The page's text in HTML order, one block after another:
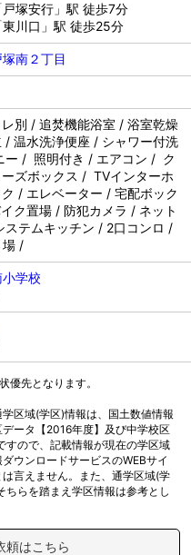
塚安行」駅 徒歩7分
東川口」駅 徒歩25分
南２丁目
別 / 追焚機能浴室 / 浴室乾燥
/ 温水洗浄便座 / シャワー付洗
ー / 照明付き / エアコン / ク
ズボックス / TVインターホ
/ エレベーター / 宅配ボック
ク置場 / 防犯カメラ / ネット
テムキッチン / 2口コンロ /
場 /
小学校
優先となります。
区域(学区)情報は、国土数値情報
ータ【2016年度】及び中学校区
すので、記載情報が現在の学区域
ウンロードサービスのWEBサイ
言えません。また、通学区域(学
らを踏まえ学区情報は参考とし
頼はこちら